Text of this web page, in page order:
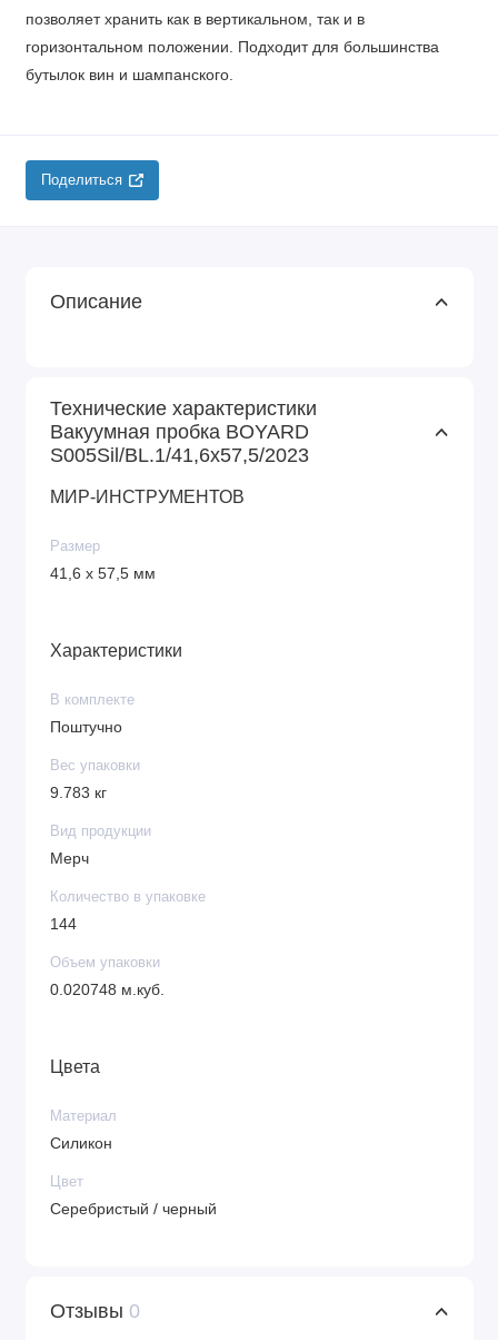
позволяет хранить как в вертикальном, так и в
горизонтальном положении. Подходит для большинства
бутылок вин и шампанского.
Поделиться
Описание
Технические характеристики
Вакуумная пробка BOYARD
S005Sil/BL.1/41,6х57,5/2023
МИР-ИНСТРУМЕНТОВ
Размер
41,6 х 57,5 мм
Характеристики
В комплекте
Поштучно
Вес упаковки
9.783 кг
Вид продукции
Мерч
Количество в упаковке
144
Объем упаковки
0.020748 м.куб.
Цвета
Материал
Силикон
Цвет
Серебристый / черный
Отзывы 0